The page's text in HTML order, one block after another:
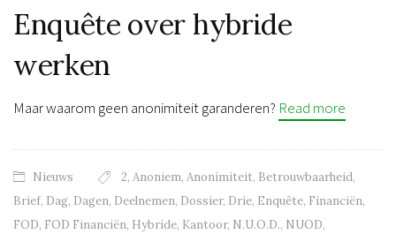
Enquête over hybride
werken
Maar waarom geen anonimiteit garanderen? Read more
Nieuws 2, Anoniem, Anonimiteit, Betrouwbaarheid,
Brief, Dag, Dagen, Deelnemen, Dossier, Drie, Enquête, Financiën,
FOD, FOD Financiën, Hybride, Kantoor, N.U.O.D., NUOD,